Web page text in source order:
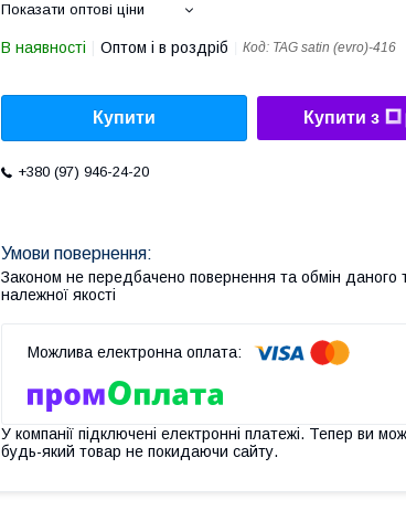
Показати оптові ціни
В наявності Оптом і в роздріб Код: TAG satin (evro)-416
Купити Купити з
+380 (97) 946-24-20
Законом не передбачено повернення та обмін даного
належної якості
У компанії підключені електронні платежі. Тепер ви
будь-який товар не покидаючи сайту.